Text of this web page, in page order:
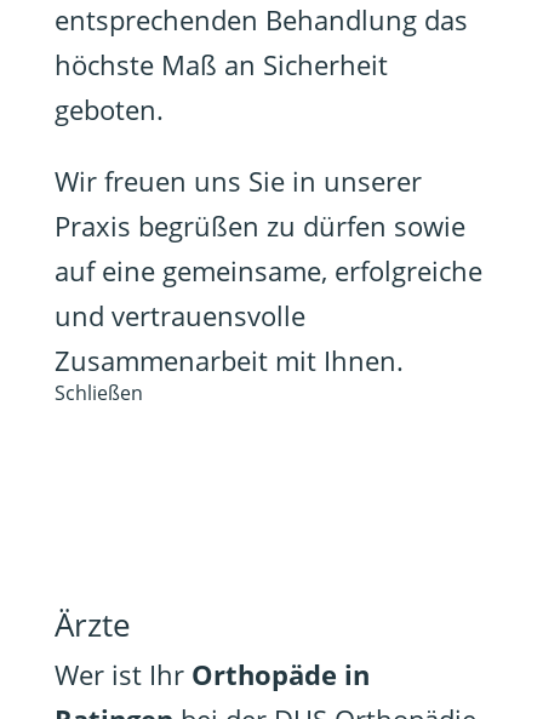
entsprechenden Behandlung das
höchste Maß an Sicherheit
geboten.
Wir freuen uns Sie in unserer
Praxis begrüßen zu dürfen sowie
auf eine gemeinsame, erfolgreiche
und vertrauensvolle
Zusammenarbeit mit Ihnen.
Schließen
Ärzte
Wer ist Ihr Orthopäde in